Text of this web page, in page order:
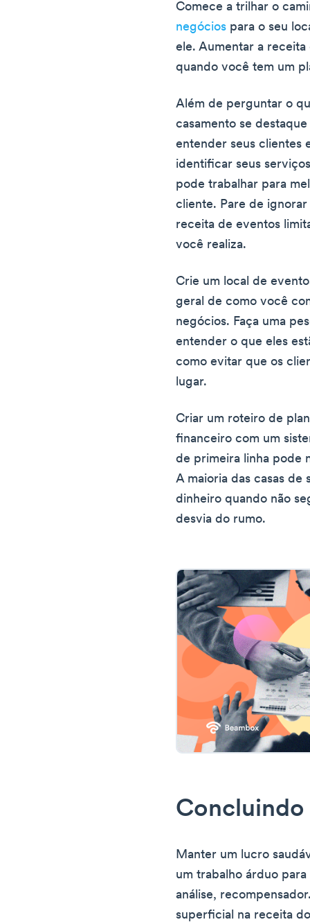
Comece a trilhar o
negócios para o seu
ele. Aumentar a
quando você tem um
Além de perguntar o
casamento se
entender seus clientes
identificar seus
pode trabalhar para
cliente. Pare de
receita de eventos
você realiza.
Crie um local de
geral de como você
negócios. Faça uma
entender o que eles
como evitar que os
lugar.
Criar um roteiro de
financeiro com um
de primeira linha pode
A maioria das casas de
dinheiro quando não
desvia do rumo.
Concluindo
Manter um lucro
um trabalho árduo
análise,
superficial na receita